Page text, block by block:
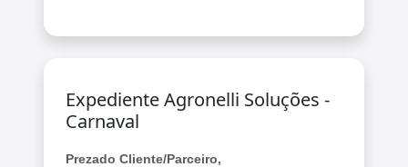
Expediente Agronelli Soluções -
Carnaval
Prezado Cliente/Parceiro,